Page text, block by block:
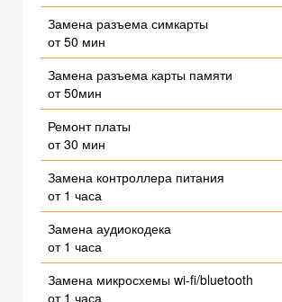
Замена разъема симкарты
от 50 мин
Замена разъема карты памяти
от 50мин
Ремонт платы
от 30 мин
Замена контроллера питания
от 1 часа
Замена аудиокодека
от 1 часа
Замена микросхемы wi-fi/bluetooth
от 1 часа